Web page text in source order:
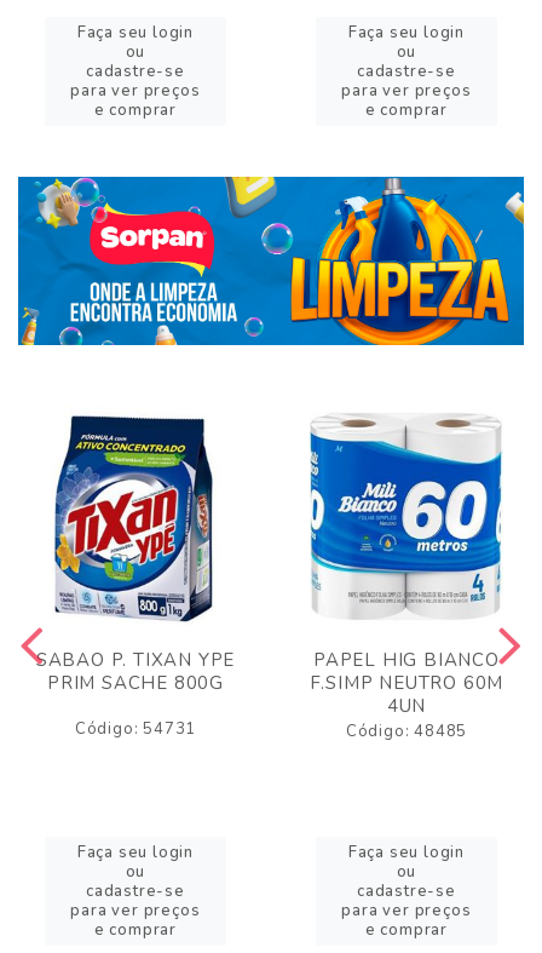
Faça seu login
ou
cadastre-se
para ver preços
e comprar
Faça seu login
ou
cadastre-se
para ver preços
e comprar
SABAO P. TIXAN YPE
PRIM SACHE 800G
Código: 54731
Faça seu login
ou
cadastre-se
para ver preços
e comprar
PAPEL HIG BIANCO
F.SIMP NEUTRO 60M
4UN
Código: 48485
Faça seu login
ou
cadastre-se
para ver preços
e comprar